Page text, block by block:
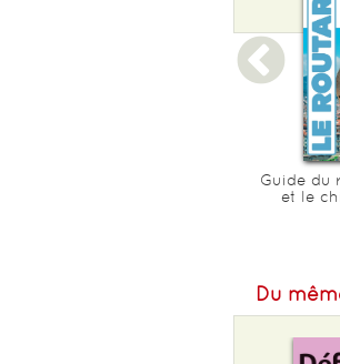
Epaisseur
Guide du
et le
Du